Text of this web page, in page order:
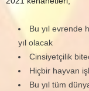
Bu yıl evrende
yıl olacak
Cinsiyetçilik
Hiçbir hayvan
Bu yıl tüm